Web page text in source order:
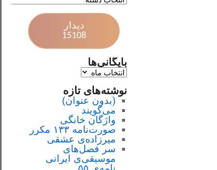
دیدار
15108
بایگانی‌ها
نوشته‌های تازه
(بدون عنوان)
می‌گویند
واژگان خانگی
صورت‌نامه ۱۳۳ مکرر
میرزاده‌ی عشقی
سر فصل‌هاى
موسيقى‌ی ايرانى